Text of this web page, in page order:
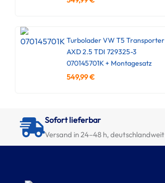
Turbolader VW T5 Transporter
AXD 2.5 TDI 729325-3
070145701K + Montagesatz
549,99€
Sofort lieferbar
Versand in 24–48 h, deutschlandweit